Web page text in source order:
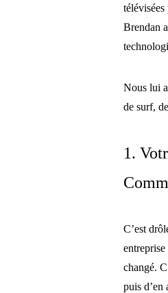
Brendan
Nous lui
de surf,
1.
C’est
changé.
puis